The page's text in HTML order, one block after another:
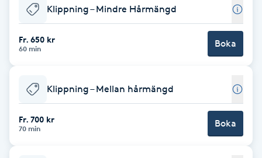
Babylights
Balayage
Bambumassage
Barber
Barnklippning
Klippning – Mindre Hårmängd
Fr. 650 kr
60 min Boka
Klippning – Mellan hårmängd
Fr. 700 kr
70 min Boka